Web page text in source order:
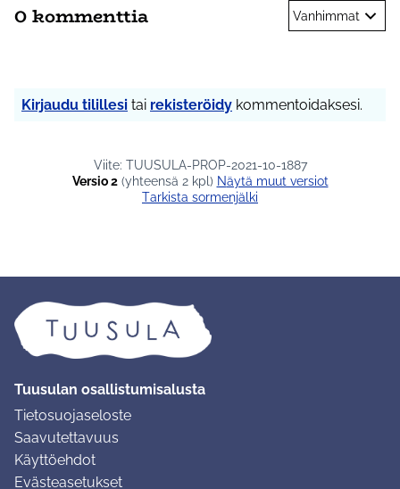
0 kommenttia Vanhimmat
Kirjaudu tilillesi tai rekisteröidy kommentoidaksesi.
Viite: TUUSULA-PROP-2021-10-1887
Versio 2(yhteensä 2 kpl)
näytä muut versiot
Tarkista sormenjälki
Tuusulan osallistumisalusta
Tietosuojaseloste
Saavutettavuus
Käyttöehdot
Evästeasetukset